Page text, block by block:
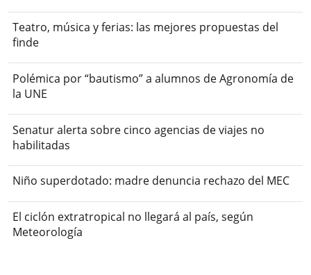
Teatro, música y ferias: las mejores propuestas del
finde
Polémica por “bautismo” a alumnos de Agronomía de
la UNE
Senatur alerta sobre cinco agencias de viajes no
habilitadas
Niño superdotado: madre denuncia rechazo del MEC
El ciclón extratropical no llegará al país, según
Meteorología